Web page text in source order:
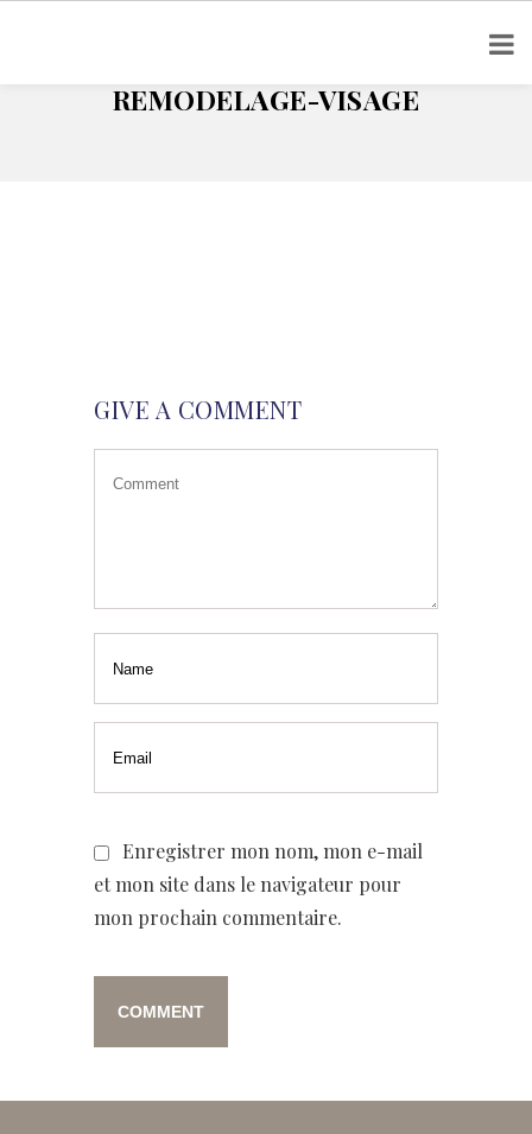
REMODELAGE-VISAGE
GIVE A COMMENT
Enregistrer mon nom, mon e-mail
et mon site dans le navigateur pour
mon prochain commentaire.